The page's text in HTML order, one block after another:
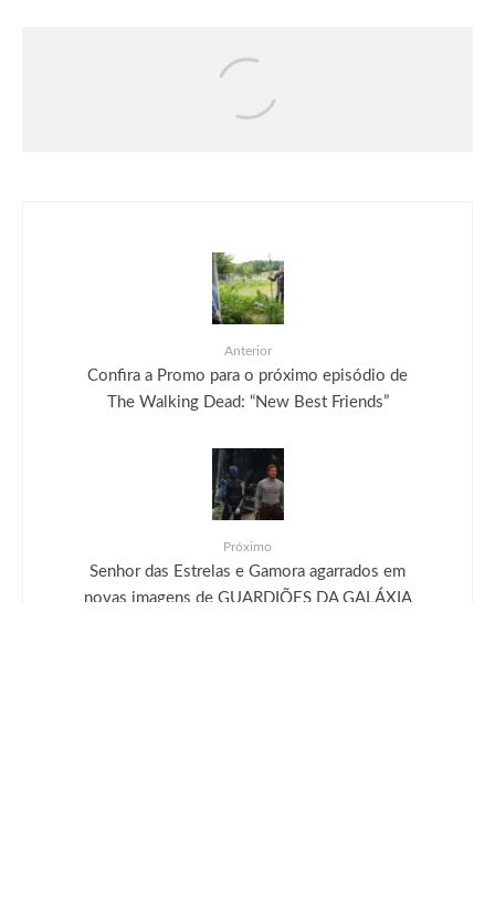
Anterior
Confira a Promo para o próximo episódio de
The Walking Dead: “New Best Friends”
Próximo
Senhor das Estrelas e Gamora agarrados em
novas imagens de GUARDIÕES DA GALÁXIA